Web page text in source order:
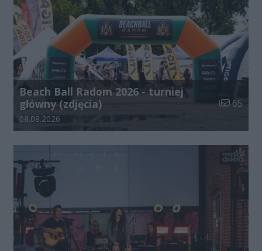
Beach Ball Radom 2026 - turniej
główny (zdjęcia)
Liczba
65
Data dodania galerii:
08.08.2026